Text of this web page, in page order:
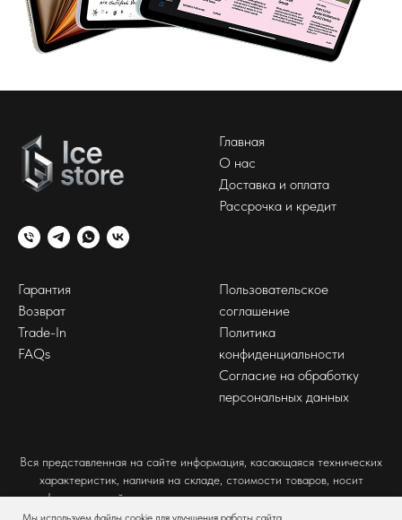
Мы используем файлы cookie для улучшения работы сайта.
Главная
О нас
Доставка и оплата
Рассрочка и кредит
Гарантия
Возврат
Trade-In
FAQs
Пользовательское
соглашение
Политика
конфиденциальности
Согласие на обработку
персональных данных
Вся представленная на сайте информация, касающаяся технических
характеристик, наличия на складе, стоимости товаров, носит
информационный характер и ни при каких условиях не является
публичной офертой, определяемой положениями Статьи 437(2)